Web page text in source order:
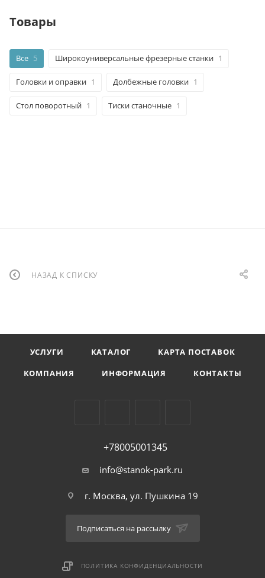
Товары
Все 5 Широкоуниверсальные фрезерные станки 1
Головки и оправки 1 Долбежные головки 1
Стол поворотный 1 Тиски станочные 1
НАЗАД К СПИСКУ
УСЛУГИ КАТАЛОГ
КАРТА ПОСТАВОК
КОМПАНИЯ
ИНФОРМАЦИЯ КОНТАКТЫ
+78005001345
info@stanok-park.ru
г. Москва, ул. Пушкина 19
Подписаться на рассылку
ПОЛИТИКА КОНФИДЕНЦИАЛЬНОСТИ